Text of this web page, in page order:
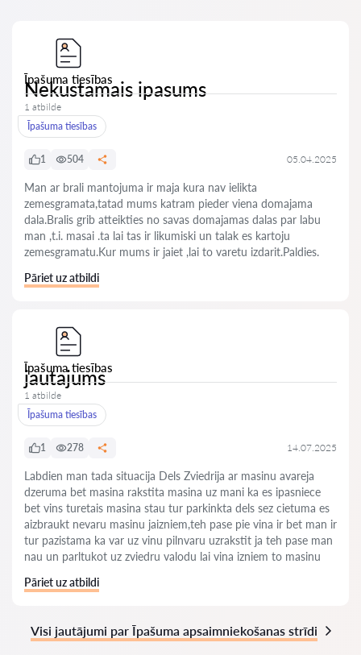
Īpašuma tiesības
Nekustamais ipasums
1 atbilde
Īpašuma tiesības
1 504 05.04.2025
Man ar brali mantojuma ir maja kura nav ielikta
zemesgramata,tatad mums katram pieder viena domajama
dala.Bralis grib atteikties no savas domajamas dalas par labu
man ,t.i. masai .ta lai tas ir likumiski un talak es kartoju
zemesgramatu.Kur mums ir jaiet ,lai to varetu izdarit.Paldies.
Pāriet uz atbildi
Īpašuma tiesības
jautajums
1 atbilde
Īpašuma tiesības
1 278 14.07.2025
Labdien man tada situacija Dels Zviedrija ar masinu avareja
dzeruma bet masina rakstita masina uz mani ka es ipasniece
bet vins turetais masina stau tur parkinkta dels sez cietuma es
aizbraukt nevaru masinu jaizniem,teh pase pie vina ir bet man ir
tur pazistama ka var uz vinu pilnvaru uzrakstit ja teh pase man
nau un parltukot uz zviedru valodu lai vina izniem to masinu
Pāriet uz atbildi
Visi jautājumi par Īpašuma apsaimniekošanas strīdi